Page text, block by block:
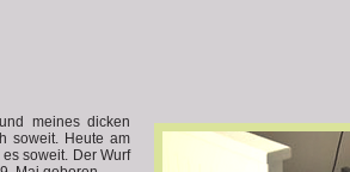
meines dicken
soweit. Heute am
soweit. Der Wurf